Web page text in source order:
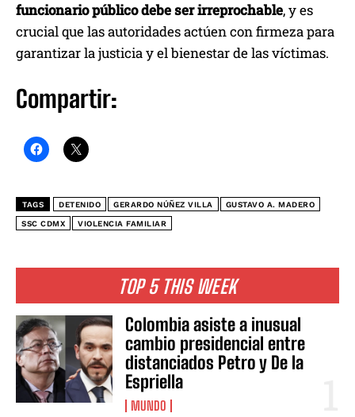
TOP 5 THIS WEEK
Colombia asiste a inusual
cambio presidencial entre
distanciados Petro y De la
Espriella
MUNDO
funcionario público debe ser irreprochable, y es
crucial que las autoridades actúen con firmeza para
garantizar la justicia y el bienestar de las víctimas.
Compartir:
TAGS DETENIDO GERARDO NÚÑEZ VILLA GUSTAVO A. MADERO
SSC CDMX VIOLENCIA FAMILIAR